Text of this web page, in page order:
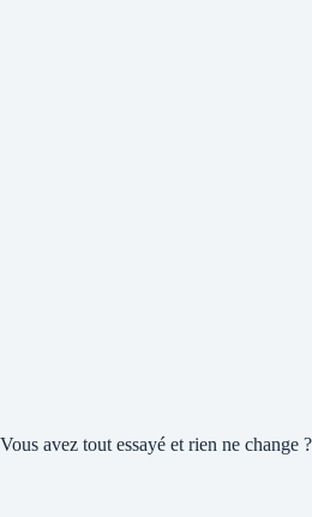
Vous avez tout essayé et rien ne change